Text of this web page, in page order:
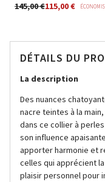
145,00 €115,00 €
DÉTAILS DU
La description
Des nuances
nacre teintes à la
dans ce collier à
son influence
apporter harmonie et
celles qui apprécient
plaisir personnel pour